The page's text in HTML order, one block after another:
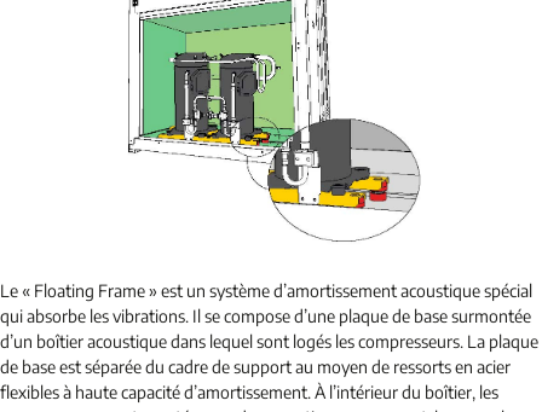
Le « Floating Frame » est un système d’amortissement acoustique spécial
qui absorbe les vibrations. Il se compose d’une plaque de base surmontée
d’un boîtier acoustique dans lequel sont logés les compresseurs. La plaque
de base est séparée du cadre de support au moyen de ressorts en acier
flexibles à haute capacité d’amortissement. À l’intérieur du boîtier, les